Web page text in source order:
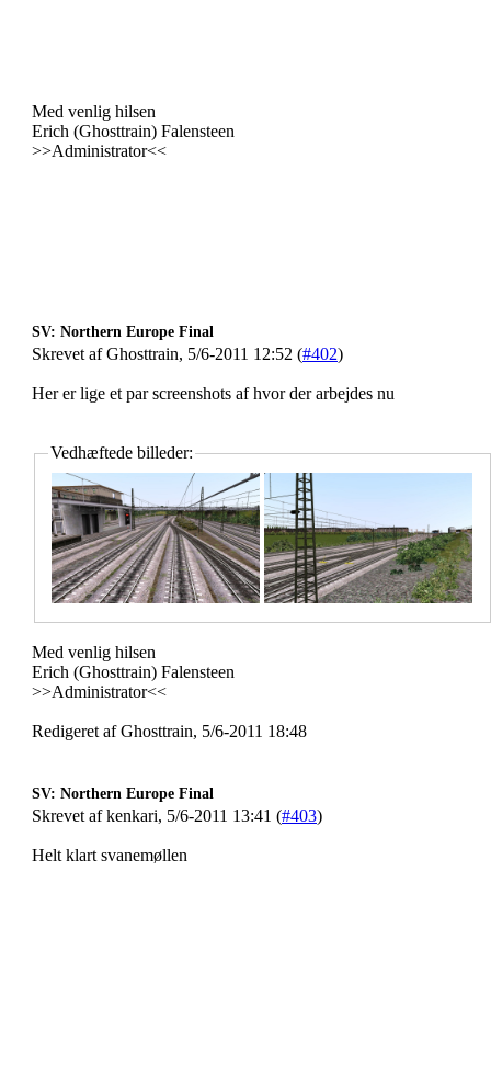
Med venlig hilsen
Erich (Ghosttrain) Falensteen
>>Administrator<<
SV: Northern Europe Final
Skrevet af Ghosttrain, 5/6-2011 12:52 (#402)
Her er lige et par screenshots af hvor der arbejdes nu
Vedhæftede billeder:
Med venlig hilsen
Erich (Ghosttrain) Falensteen
>>Administrator<<
Redigeret af Ghosttrain, 5/6-2011 18:48
SV: Northern Europe Final
Skrevet af kenkari, 5/6-2011 13:41 (#403)
Helt klart svanemøllen